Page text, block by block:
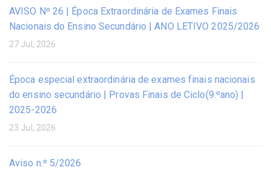
AVISO Nº 26 | Época Extraordinária de Exames Finais
Nacionais do Ensino Secundário | ANO LETIVO 2025/2026
27 Jul, 2026
Época especial extraordinária de exames finais nacionais
do ensino secundário | Provas Finais de Ciclo(9.ºano) |
2025-2026
23 Jul, 2026
Aviso n.º 5/2026